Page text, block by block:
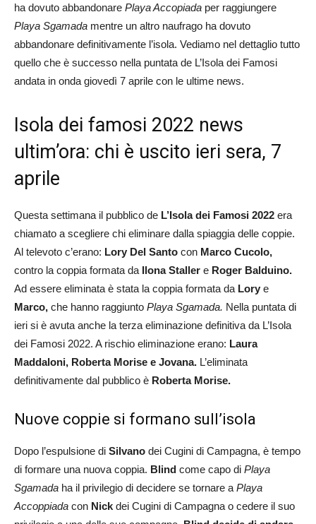
ha dovuto abbandonare Playa Accopiada per raggiungere
Playa Sgamada mentre un altro naufrago ha dovuto
abbandonare definitivamente l’isola. Vediamo nel dettaglio tutto
quello che è successo nella puntata de L’Isola dei Famosi
andata in onda giovedì 7 aprile con le ultime news.
Isola dei famosi 2022 news
ultim’ora: chi è uscito ieri sera, 7
aprile
Questa settimana il pubblico de L’Isola dei Famosi 2022 era
chiamato a scegliere chi eliminare dalla spiaggia delle coppie.
Al televoto c’erano: Lory Del Santo con Marco Cucolo,
contro la coppia formata da Ilona Staller e Roger Balduino.
Ad essere eliminata è stata la coppia formata da Lory e
Marco, che hanno raggiunto Playa Sgamada. Nella puntata di
ieri si è avuta anche la terza eliminazione definitiva da L’Isola
dei Famosi 2022. A rischio eliminazione erano: Laura
Maddaloni, Roberta Morise e Jovana. L’eliminata
definitivamente dal pubblico è Roberta Morise.
Nuove coppie si formano sull’isola
Dopo l’espulsione di Silvano dei Cugini di Campagna, è tempo
di formare una nuova coppia. Blind come capo di Playa
Sgamada ha il privilegio di decidere se tornare a Playa
Accoppiada con Nick dei Cugini di Campagna o cedere il suo